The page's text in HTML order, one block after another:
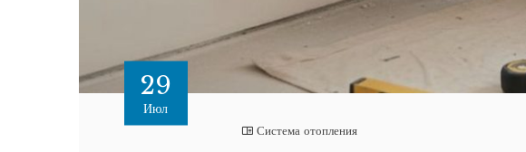
29
Июл
Система отопления